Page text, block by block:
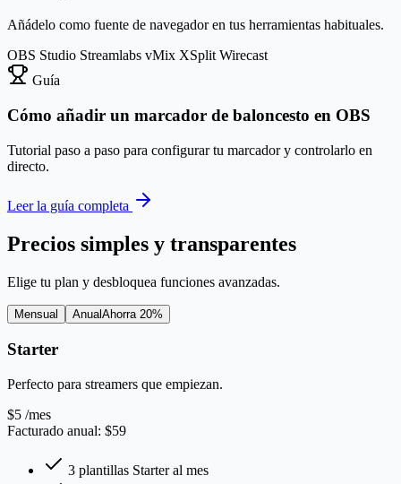
Añádelo como fuente de navegador en tus herramientas habituales.
OBS Studio Streamlabs vMix XSplit Wirecast
Guía
Cómo añadir un marcador de baloncesto en OBS
Tutorial paso a paso para configurar tu marcador y controlarlo en
directo.
Leer la guía completa
Precios simples y transparentes
Elige tu plan y desbloquea funciones avanzadas.
Mensual AnualAhorra 20%
Starter
Perfecto para streamers que empiezan.
$5 /mes
Facturado anual: $59
3 plantillas Starter al mes